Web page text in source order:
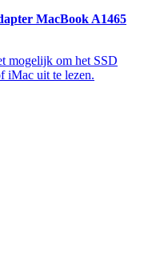
MacBook A1465
mogelijk om het SSD
iMac uit te lezen.